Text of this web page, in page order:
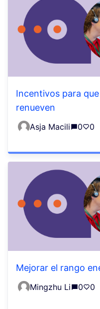
Incentivos para
renueven
Asja Macili 0 0
Mejorar el rango
Mingzhu Li 0 0